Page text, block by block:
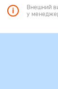
Внешний
у